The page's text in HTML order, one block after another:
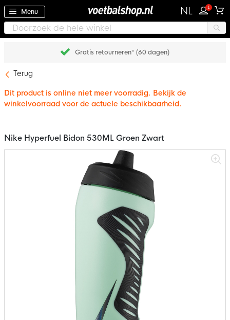
Menu NL 1
Gratis retourneren* (60 dagen)
Terug
Dit product is online niet meer voorradig. Bekijk de
winkelvoorraad voor de actuele beschikbaarheid.
Nike Hyperfuel Bidon 530ML Groen Zwart